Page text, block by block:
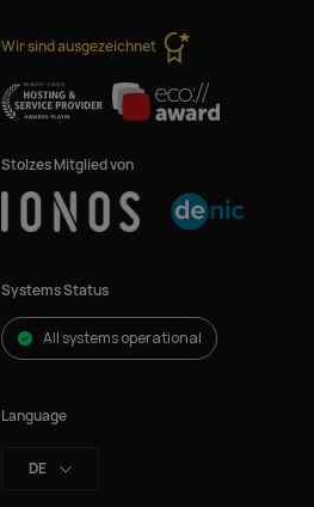
Wir sind ausgezeichnet
Stolzes Mitglied von
Systems Status
All systems operational
Language
DE